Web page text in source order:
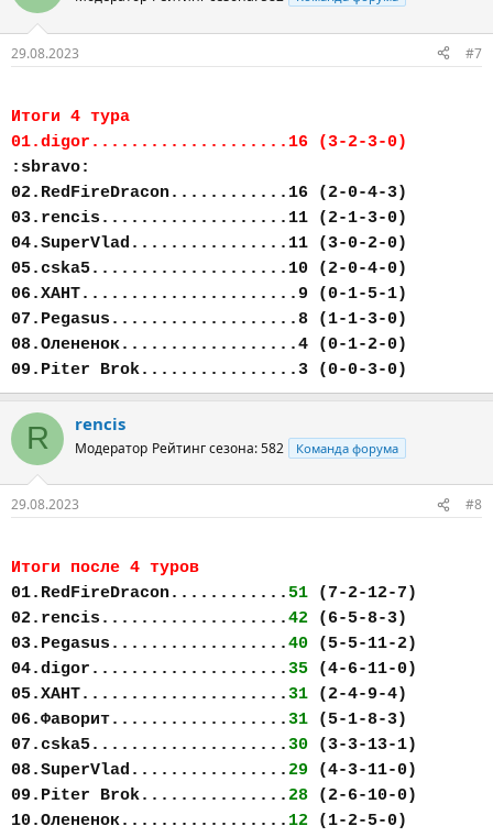
29.08.2023 #7
Итоги 4 тура
01.digor....................16 (3-2-3-0)
:sbravo:
02.RedFireDracon............16 (2-0-4-3)
03.rencis...................11 (2-1-3-0)
04.SuperVlad................11 (3-0-2-0)
05.cska5....................10 (2-0-4-0)
06.ХАНТ......................9 (0-1-5-1)
07.Pegasus...................8 (1-1-3-0)
08.Олененок..................4 (0-1-2-0)
09.Piter Brok................3 (0-0-3-0)
R rencis
Модератор Рейтинг сезона: 582 Команда форума
29.08.2023 #8
Итоги после 4 туров
01.RedFireDracon............ 51 (7-2-12-7)
02.rencis...................42 (6-5-8-3)
03.Pegasus..................40 (5-5-11-2)
04.digor....................35 (4-6-11-0)
05.ХАНТ.....................31 (2-4-9-4)
06.Фаворит..................31 (5-1-8-3)
07.cska5....................30 (3-3-13-1)
08.SuperVlad................29 (4-3-11-0)
09.Piter Brok...............28 (2-6-10-0)
10.Олененок................. 12 (1-2-5-0)